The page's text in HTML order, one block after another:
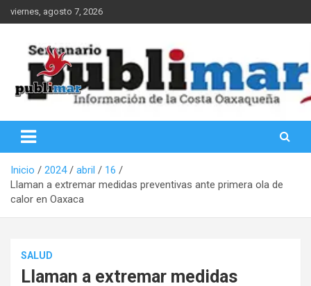
Saltar
al
viernes, agosto 7, 2026
PubliMar
Inicio 2024 abril
16
Llaman a extremar medidas preventivas ante primera ola de
calor en Oaxaca
SALUD
Llaman a extremar medidas